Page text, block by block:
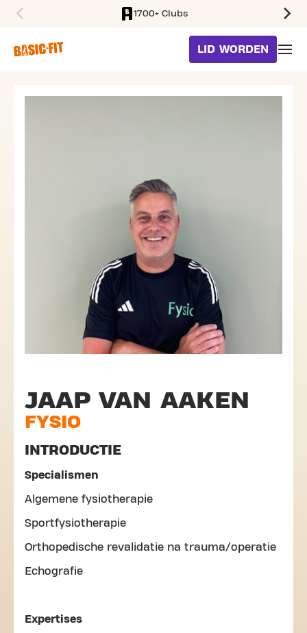
1700+ Clubs
LID WORDEN
JAAP VAN AAKEN
FYSIO
INTRODUCTIE
Specialismen
Algemene fysiotherapie
Sportfysiotherapie
Orthopedische revalidatie na trauma/operatie
Echografie
Expertises